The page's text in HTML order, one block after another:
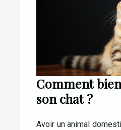
Comment
son chat ?
Avoir un animal